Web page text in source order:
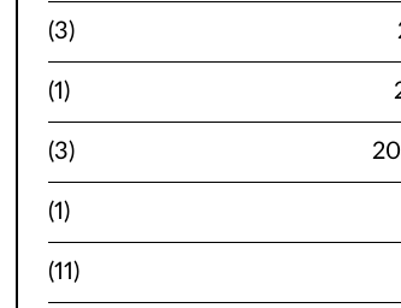
(3)
(1)
(3)
(1)
(11)